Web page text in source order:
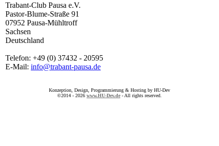
Trabant-Club Pausa e.V.
Pastor-Blume-Straße 91
07952 Pausa-Mühltroff
Sachsen
Deutschland
Telefon: +49 (0) 37432 - 20595
E-Mail: info@trabant-pausa.de
Konzeption, Design, Programmierung & Hosting by HU-Dev
©2014 - 2026 www.HU-Dev.de - All rights reserved.